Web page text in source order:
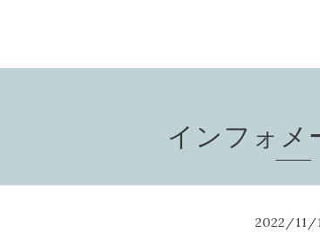
インフォメ
2022/11/